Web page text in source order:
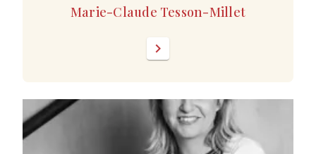
Marie-Claude Tesson-Millet
chevron_right